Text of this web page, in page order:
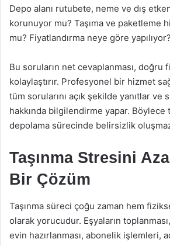
Depo alanı rutubete, neme ve dış
korunuyor mu? Taşıma ve paketleme
mu? Fiyatlandırma neye göre yapılıyor?
Bu soruların net cevaplanması, doğru
kolaylaştırır. Profesyonel bir hizmet
tüm sorularını açık şekilde yanıtlar ve
hakkında bilgilendirme yapar. Böylece
depolama sürecinde belirsizlik
Taşınma Stresini
Bir Çözüm
Taşınma süreci çoğu zaman hem
olarak yorucudur. Eşyaların
evin hazırlanması, abonelik işlemleri,